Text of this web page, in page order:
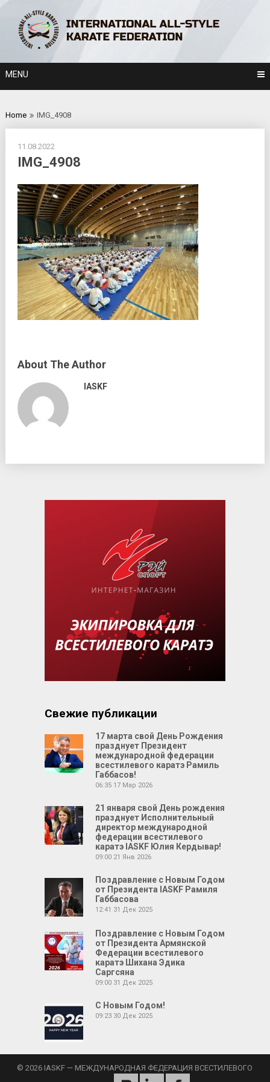
content
MENU
Home IMG_4908
11.08.2022
IMG_4908
About The Author
IASKF
Свежие публикации
17 марта свой День Рождения
празднует Президент
международной федерации
всестилевого каратэ Рамиль
Габбасов!
06:35 17 Мар 2026
21 января свой День рождения
празднует Исполнительный
директор международной
федерации всестилевого
каратэ IASKF Юлия Кердывар!
09:00 21 Янв 2026
Поздравление с Новым Годом
от Президента IASKF Рамиля
Габбасова
12:41 31 Дек 2025
Поздравление с Новым Годом
от Президента Армянской
Федерации всестилевого
каратэ Шихана Эдика
Саргсяна
09:00 31 Дек 2025
С Новым Годом!
09:23 30 Дек 2025
© 2026 IASKF — МЕЖДУНАРОДНАЯ ФЕДЕРАЦИЯ ВСЕСТИЛЕВОГО